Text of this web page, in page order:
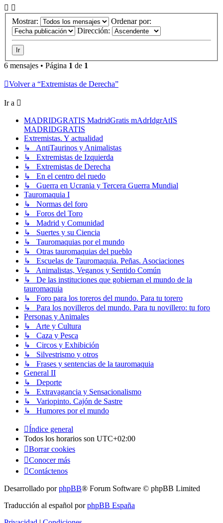
Mostrar:
Ordenar por:
Dirección:
6 mensajes • Página 1 de 1
Volver a “Extremistas de Derecha”
Ir a
MADRIDGRATIS MadridGratis mAdrIdgrAtIS
MADRIDGRATIS
Extremistas. Y actualidad
↳ AntiTaurinos y Animalistas
↳ Extremistas de Izquierda
↳ Extremistas de Derecha
↳ En el centro del ruedo
↳ Guerra en Ucrania y Tercera Guerra Mundial
Tauromaquia I
↳ Normas del foro
↳ Foros del Toro
↳ Madrid y Comunidad
↳ Suertes y su Ciencia
↳ Tauromaquias por el mundo
↳ Otras tauromaquias del pueblo
↳ Escuelas de Tauromaquia. Peñas. Asociaciones
↳ Animalistas, Veganos y Sentido Común
↳ De las instituciones que gobiernan el mundo de la
tauromaquia
↳ Foro para los toreros del mundo. Para tu torero
↳ Para los novilleros del mundo. Para tu novillero: tu foro
Personas y Animales
↳ Arte y Cultura
↳ Caza y Pesca
↳ Circos y Exhibición
↳ Silvestrismo y otros
↳ Frases y sentencias de la tauromaquia
General II
↳ Deporte
↳ Extravagancia y Sensacionalismo
↳ Variopinto. Cajón de Sastre
↳ Humores por el mundo
Índice general
Todos los horarios son UTC+02:00
Borrar cookies
Conocer más
Contáctenos
Desarrollado porphpBB® Forum Software © phpBB Limited
Traducción al español porphpBB España